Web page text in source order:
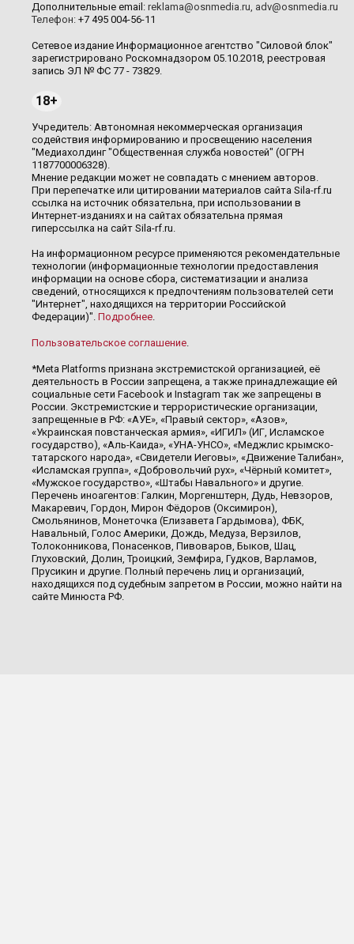
Дополнительные email: reklama@osnmedia.ru, adv@osnmedia.ru
Телефон: +7 495 004-56-11
Сетевое издание Информационное агентство "Силовой блок"
зарегистрировано Роскомнадзором 05.10.2018, реестровая
запись ЭЛ № ФС 77 - 73829.
18+
Учредитель: Автономная некоммерческая организация
содействия информированию и просвещению населения
"Медиахолдинг "Общественная служба новостей" (ОГРН
1187700006328).
Мнение редакции может не совпадать с мнением авторов.
При перепечатке или цитировании материалов сайта Sila-rf.ru
ссылка на источник обязательна, при использовании в
Интернет-изданиях и на сайтах обязательна прямая
гиперссылка на сайт Sila-rf.ru.
На информационном ресурсе применяются рекомендательные
технологии (информационные технологии предоставления
информации на основе сбора, систематизации и анализа
сведений, относящихся к предпочтениям пользователей сети
"Интернет", находящихся на территории Российской
Федерации)". Подробнее.
Пользовательское соглашение.
*Meta Platforms признана экстремистской организацией, её
деятельность в России запрещена, а также принадлежащие ей
социальные сети Facebook и Instagram так же запрещены в
России. Экстремистские и террористические организации,
запрещенные в РФ: «АУЕ», «Правый сектор», «Азов»,
«Украинская повстанческая армия», «ИГИЛ» (ИГ, Исламское
государство), «Аль-Каида», «УНА-УНСО», «Меджлис крымско-
татарского народа», «Свидетели Иеговы», «Движение Талибан»,
«Исламская группа», «Добровольчий рух», «Чёрный комитет»,
«Мужское государство», «Штабы Навального» и другие.
Перечень иноагентов: Галкин, Моргенштерн, Дудь, Невзоров,
Макаревич, Гордон, Мирон Фёдоров (Оксимирон),
Смольянинов, Монеточка (Елизавета Гардымова), ФБК,
Навальный, Голос Америки, Дождь, Медуза, Верзилов,
Толоконникова, Понасенков, Пивоваров, Быков, Шац,
Глуховский, Долин, Троицкий, Земфира, Гудков, Варламов,
Прусикин и другие. Полный перечень лиц и организаций,
находящихся под судебным запретом в России, можно найти на
сайте Минюста РФ.